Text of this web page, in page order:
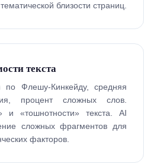
близости страниц.
текста
по Флешу-Кинкейду, средняя
процент сложных слов.
и «тошнотности» текста. AI
сложных фрагментов для
факторов.